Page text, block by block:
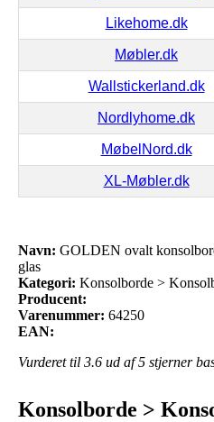
Likehome.dk
Møbler.dk
Wallstickerland.dk
Nordlyhome.dk
MøbelNord.dk
XL-Møbler.dk
Navn: GOLDEN ovalt
glas
Kategori: Konsolborde >
Producent:
Varenummer: 64250
EAN:
Vurderet til 3.6 ud af 5 stjerner
Konsolborde >